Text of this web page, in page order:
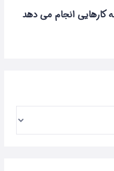
انجام می دهد